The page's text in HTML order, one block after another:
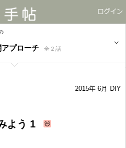
プローチ 全 2 話
2015年 6月 DIY
よう 1